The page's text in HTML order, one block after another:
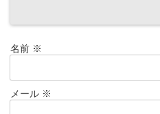
名前 ※
メール ※